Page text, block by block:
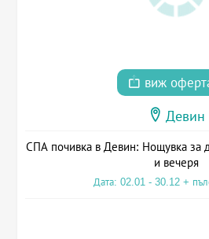
виж
Девин
СПА почивка в Девин: Нощувка за
и вечеря
Дата: 02.01 - 30.12 +